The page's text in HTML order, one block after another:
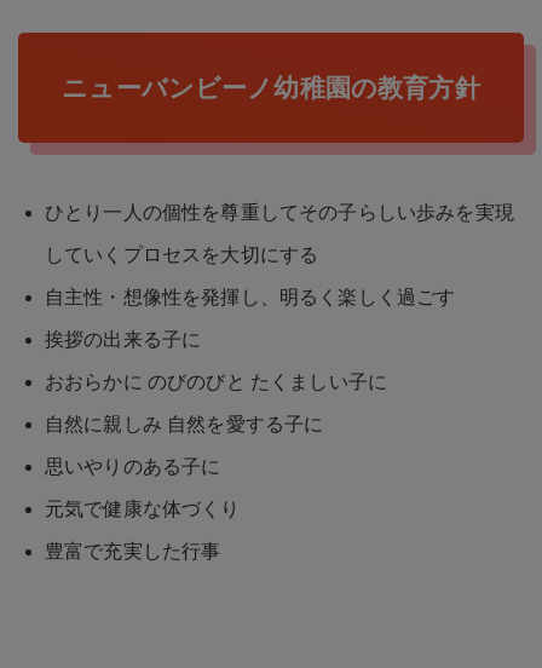
ニューバンビーノ幼稚園の教育方針
ひとり一人の個性を尊重してその子らしい歩みを実現
していくプロセスを大切にする
自主性・想像性を発揮し、明るく楽しく過ごす
挨拶の出来る子に
おおらかに のびのびと たくましい子に
自然に親しみ 自然を愛する子に
思いやりのある子に
元気で健康な体づくり
豊富で充実した行事